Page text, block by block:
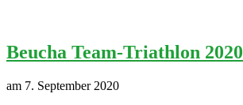
Beucha Team-Triathlon 2020
am 7. September 2020